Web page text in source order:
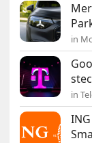
in
in